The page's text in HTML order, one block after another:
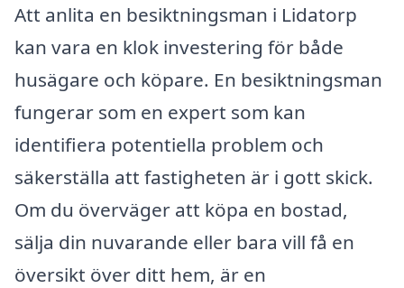
Att anlita en besiktningsman i Lidatorp
kan vara en klok investering för både
husägare och köpare. En besiktningsman
fungerar som en expert som kan
identifiera potentiella problem och
säkerställa att fastigheten är i gott skick.
Om du överväger att köpa en bostad,
sälja din nuvarande eller bara vill få en
översikt över ditt hem, är en